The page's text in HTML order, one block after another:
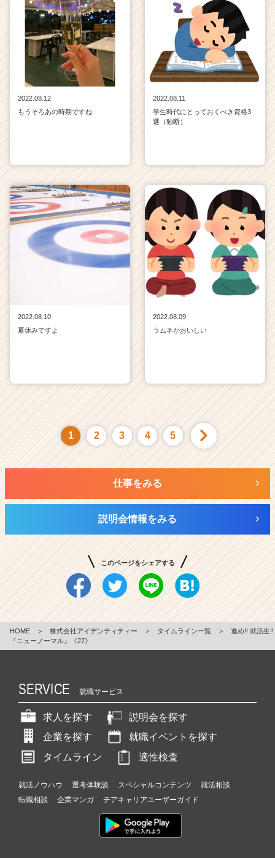
2022.08.12
もうそろあの時期ですね
2022.08.11
学生時代にとっておくべき資格3
選（独断）
2022.08.10
夏休みですよ
2022.08.09
ラムネがおいしい
1 2 3 4 5
仕事をみる
説明会情報をみる
このページをシェアする
HOME ＞ 株式会社アイデンティティー ＞ タイムライン一覧 ＞
進め!! 就活生!!
『ニューノーマル』《27》
SERVICE 就職サービス
求人を探す
説明会を探す
企業を探す
就職イベントを探す
タイムライン
適性検査
就活ノウハウ 選考体験談 スペシャルコンテンツ
就活相談
転職相談
企業マンガ チアキャリアユーザーガイド